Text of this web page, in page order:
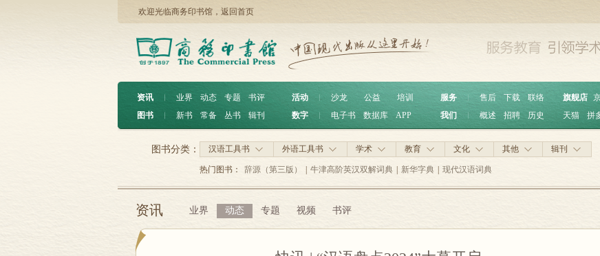
欢迎光临商务印书馆， 返回首页
资讯 ︱ 业界 动态 专题
书评
图书
︱ 新书 常备 丛书 辑刊
活动 沙龙 公益
培训
数字
电子书 数据库 APP
服务 ︱ 售后 下载
联络
我们
概述 招聘 历史
旗舰店
天猫
拼
汉语工具书 外语工具书 学术 教育 文化 其他 辑刊
图书分类：
热门图书： 辞源（第三版） 牛津高阶英汉双解词典 新华字典 现代汉语词典
资讯 业界 动态 专题 视频 书评